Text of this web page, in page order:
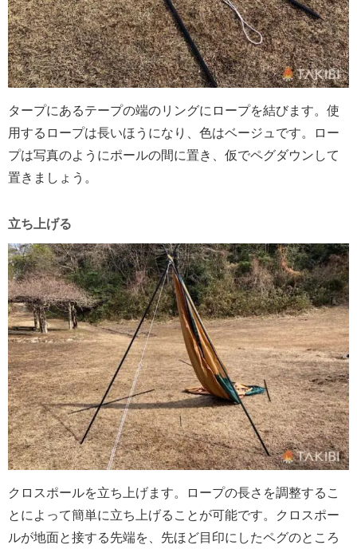
タープにあるテープの端のリングにロープを結びます。使
用するロープは長いほうになり、色はベージュです。ロー
プは写真のようにポールの間に置き、仮でペグダウンして
置きましょう。
立ち上げる
クロスポールを立ち上げます。ロープの長さを調整するこ
とによって簡単に立ち上げることが可能です。クロスポー
ルが地面と接する先端を、先ほど目印にしたペグのところ